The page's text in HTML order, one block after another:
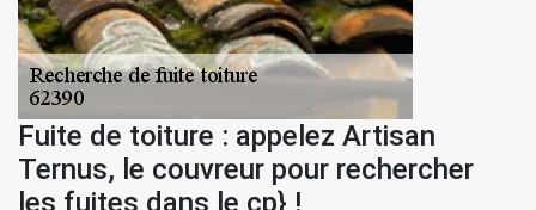
Fuite de toiture : appelez Artisan
Ternus, le couvreur pour rechercher
les fuites dans le cp} !